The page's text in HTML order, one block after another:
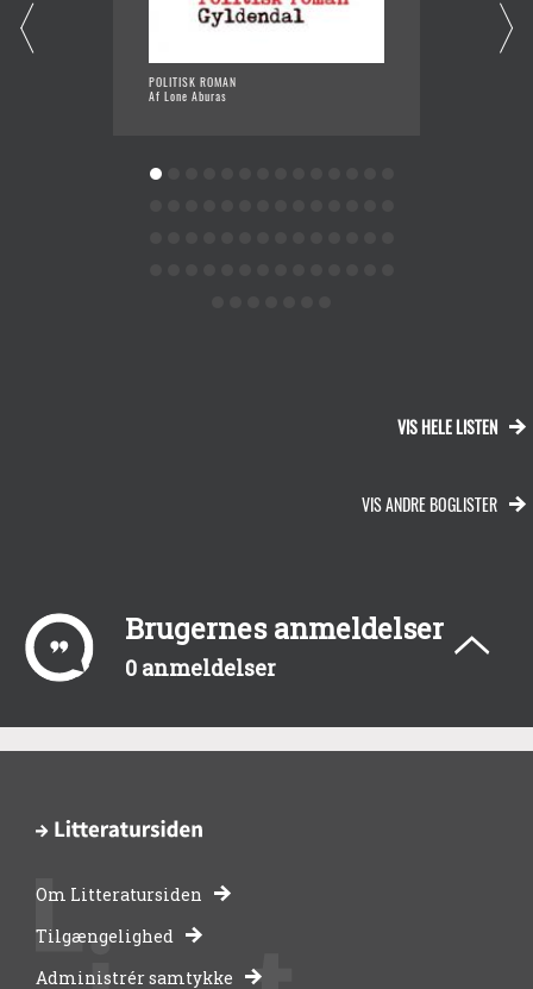
POLITISK ROMAN
Af Lone Aburas
VIS HELE LISTEN
VIS ANDRE BOGLISTER
Brugernes anmeldelser
0 anmeldelser
-
Om Litteratursiden
Tilgængelighed
Administrér samtykke